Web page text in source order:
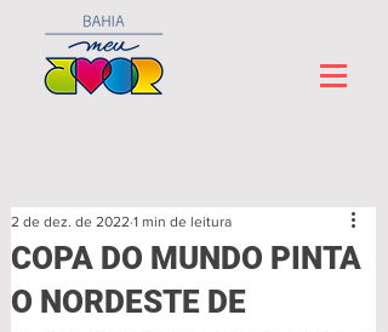
COPA DO MUNDO PINTA
O NORDESTE DE
2 de dez. de 2022 1 min de leitura